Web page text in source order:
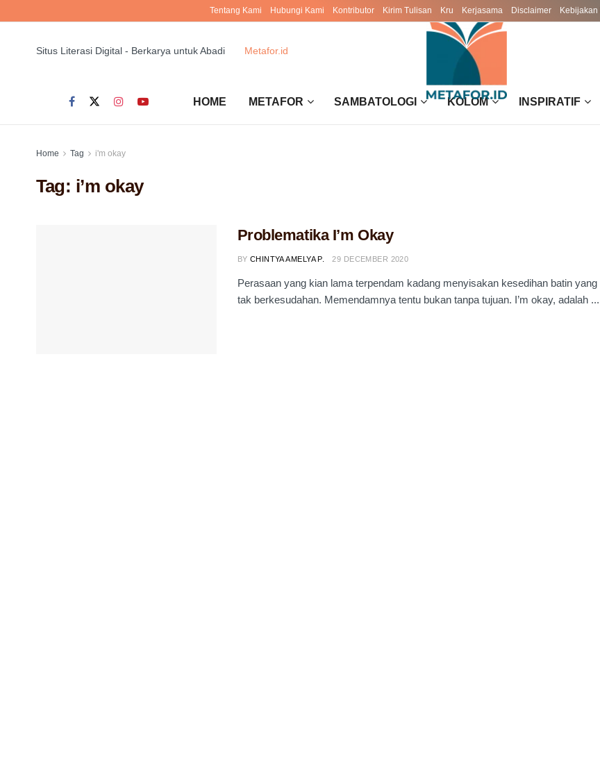
Tentang Kami Hubungi Kami Kontributor Kirim Tulisan Kru Kerjasama Disclaimer Kebijakan
Situs Literasi Digital - Berkarya untuk Abadi Metafor.id
HOME METAFOR SAMBATOLOGI KOLOM INSPIRATIF
Home Tag i'm okay
Tag: i’m okay
Problematika I’m Okay
BY CHINTYA AMELYA P. 29 DECEMBER 2020
Perasaan yang kian lama terpendam kadang menyisakan kesedihan batin yang
tak berkesudahan. Memendamnya tentu bukan tanpa tujuan. I’m okay, adalah ...